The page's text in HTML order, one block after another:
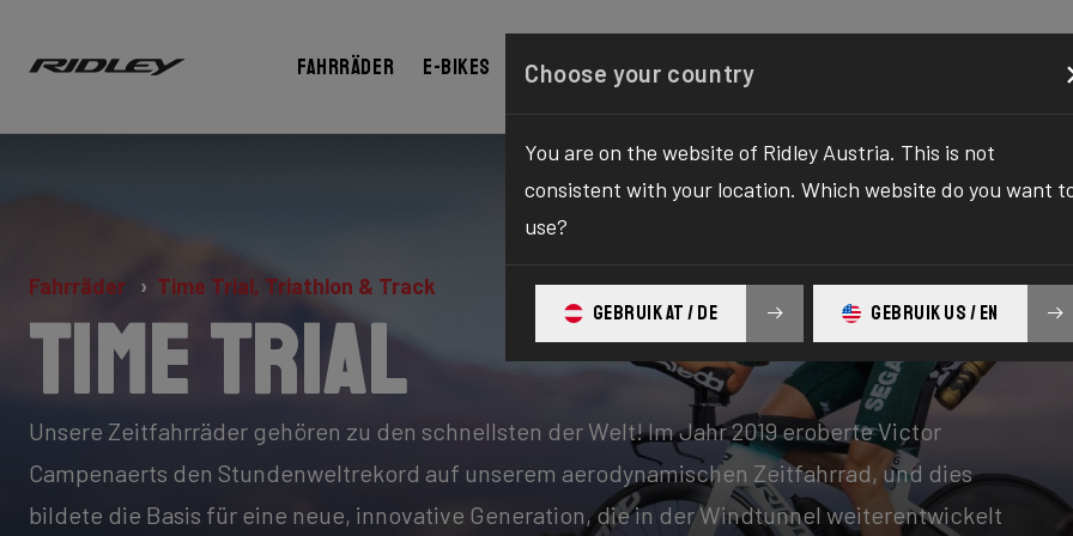
Fahrräder E-bikes Configurator Shop Über uns Ihr
Fahrräder Time Trial, Triathlon & Track
Time Trial
Unsere Zeitfahrräder gehören zu den schnellsten der Welt! Im Jahr 2019 eroberte Victor
Campenaerts den Stundenweltrekord auf unserem aerodynamischen Zeitfahrrad, und dies
bildete die Basis für eine neue, innovative Generation, die in der Windtunnel weiterentwickelt
Choose your country
You are on the website of Ridley Austria. This is not
consistent with your location. Which website do you want
use?
GEBRUIK AT / DE GEBRUIK US / EN